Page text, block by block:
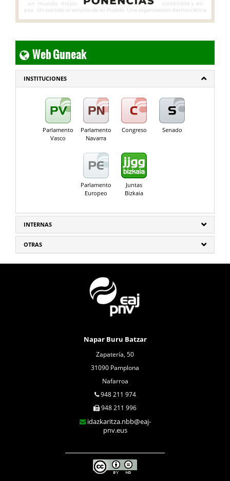
Web Guneak
INSTITUCIONES
Parlamento
Vasco
Parlamento
Navarra
Congreso Senado
Parlamento
Europeo
Juntas
Bizkaia
INTERNAS
OTRAS
Napar Buru Batzar
Zapatería, 50
31090 Pamplona
Nafarroa
948 211 974
948 211 996
idazkaritza.nbb@eaj-
pnv.eus